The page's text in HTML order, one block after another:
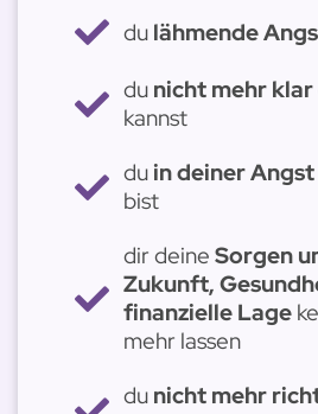
du lähmende
du nicht mehr
kannst
du in deiner
bist
dir deineSorgen
Zukunft,
finanzielle Lage
mehr lassen
du nicht mehr